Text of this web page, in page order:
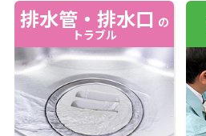
排水管・排水口 の
トラブル